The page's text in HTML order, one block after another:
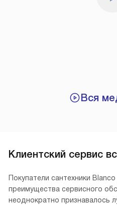
Вся
Клиентский сервис
Покупатели сантехники
преимущества сервисного
неоднократно признавалось